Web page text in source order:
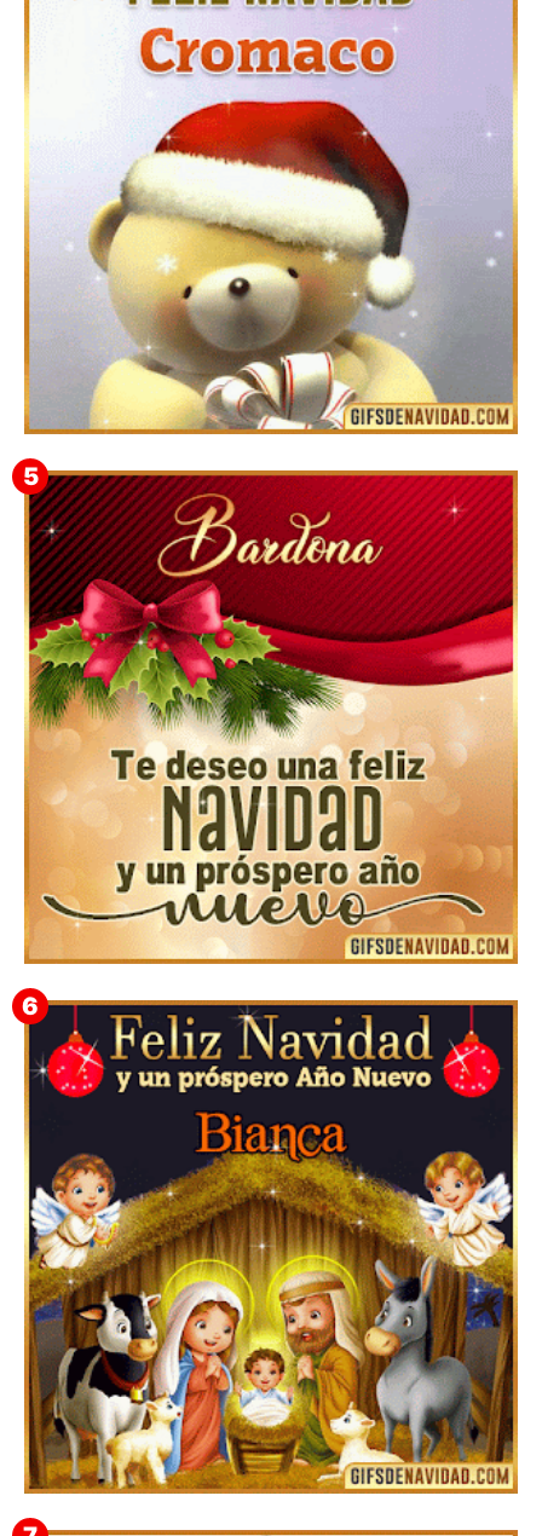
Te deseo una Feliz Navidad Barsimea
Feliz Navidad Cromaco
Te deseo una Feliz Navidad Bardona